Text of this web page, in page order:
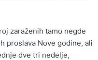
zaraženih tamo negde
proslava Nove godine, ali
dve tri nedelje,